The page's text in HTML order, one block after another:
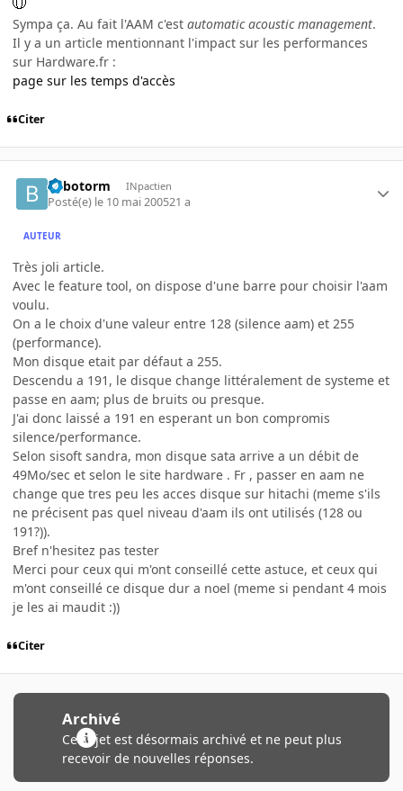
Sympa ça. Au fait l'AAM c'est automatic acoustic management.
Il y a un article mentionnant l'impact sur les performances
sur Hardware.fr :
page sur les temps d'accès
Citer
Bilbotorm INpactien
Posté(e) le 10 mai 200521 a
AUTEUR
Très joli article.
Avec le feature tool, on dispose d'une barre pour choisir l'aam
voulu.
On a le choix d'une valeur entre 128 (silence aam) et 255
(performance).
Mon disque etait par défaut a 255.
Descendu a 191, le disque change littéralement de systeme et
passe en aam; plus de bruits ou presque.
J'ai donc laissé a 191 en esperant un bon compromis
silence/performance.
Selon sisoft sandra, mon disque sata arrive a un débit de
49Mo/sec et selon le site hardware . Fr , passer en aam ne
change que tres peu les acces disque sur hitachi (meme s'ils
ne précisent pas quel niveau d'aam ils ont utilisés (128 ou
191?)).
Bref n'hesitez pas tester
Merci pour ceux qui m'ont conseillé cette astuce, et ceux qui
m'ont conseillé ce disque dur a noel (meme si pendant 4 mois
je les ai maudit :))
Citer
Archivé
Ce sujet est désormais archivé et ne peut plus
recevoir de nouvelles réponses.